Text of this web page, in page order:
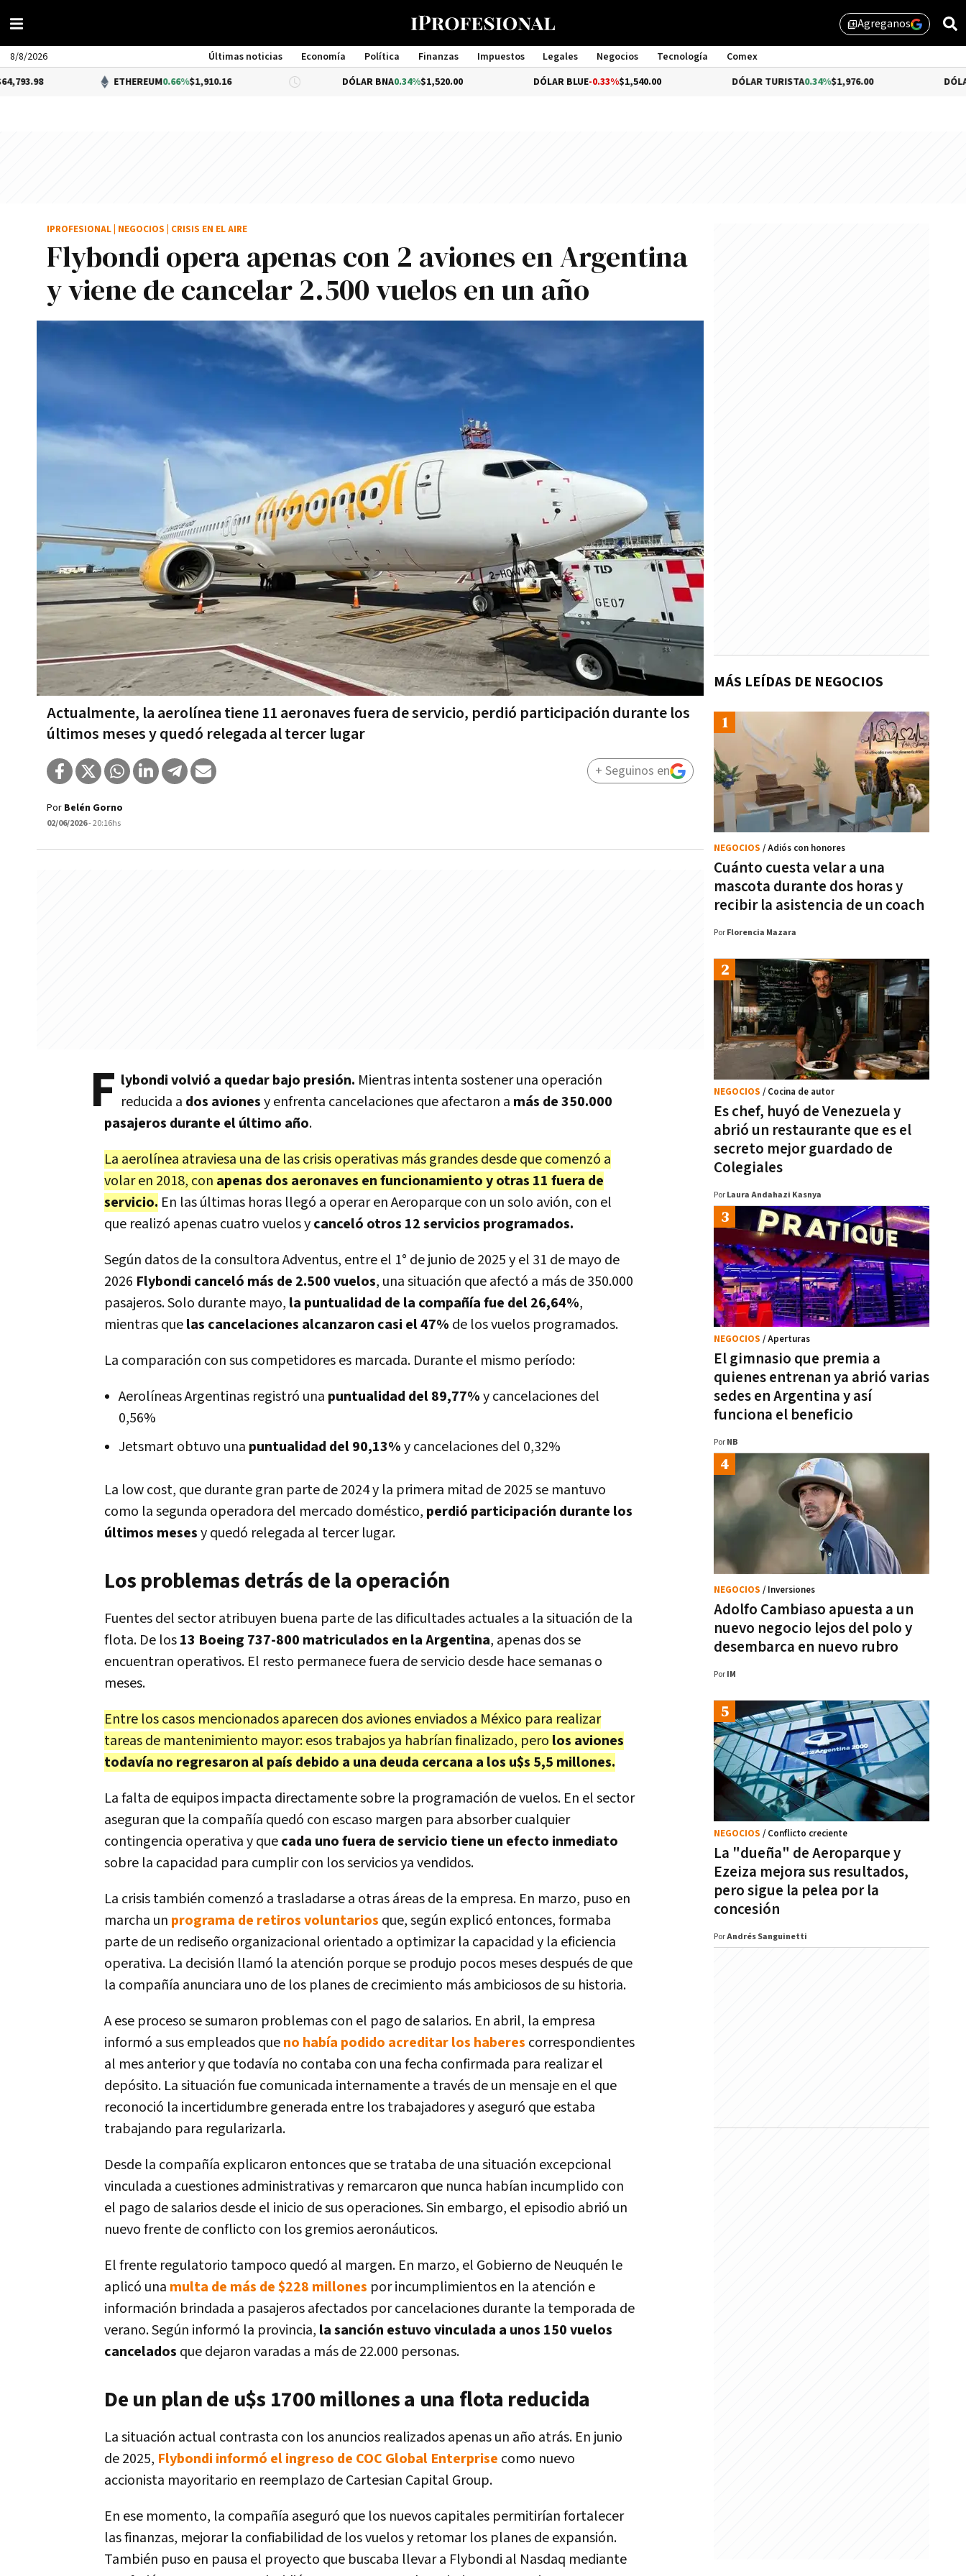
library_addAgreganos
8/8/2026 Últimas noticias Economía Política Finanzas Impuestos Legales Negocios Tecnología
Comex
Management
ETHEREUM 0.66%$1,910.16 DÓLAR BNA0.34%$1,520.00 DÓLAR BLUE-0.33%$1,540.00 DÓLAR TURISTA0.34%$1,976.00 DÓLAR MEP
Flybondi opera apenas con 2 aviones en Argentina
y viene de cancelar 2.500 vuelos en un año
Actualmente, la aerolínea tiene 11 aeronaves fuera de servicio, perdió participación durante los
últimos meses y quedó relegada al tercer lugar
IPROFESIONAL NEGOCIOS CRISIS EN EL AIRE
Por Belén Gorno
02/06/2026- 20:16hs
+ Seguinos en
F lybondi volvió a quedar bajo presión. Mientras intenta sostener una operación
reducida a dos avionesy enfrenta cancelaciones que afectaron a más de 350.000
pasajeros durante el último año.
La aerolínea atraviesa una de las crisis operativas más grandes desde que comenzó a
volar en 2018, con apenas dos aeronaves en funcionamiento y otras 11 fuera de
servicio. En las últimas horas llegó a operar en Aeroparque con un solo avión, con el
que realizó apenas cuatro vuelos ycanceló otros 12 servicios programados.
Según datos de la consultora Adventus, entre el 1° de junio de 2025 y el 31 de mayo de
2026 Flybondi canceló más de 2.500 vuelos, una situación que afectó a más de 350.000
pasajeros. Solo durante mayo, la puntualidad de la compañía fue del 26,64%,
mientras quelas cancelaciones alcanzaron casi el 47% de los vuelos programados.
La comparación con sus competidores es marcada. Durante el mismo período:
Aerolíneas Argentinas registró una puntualidad del 89,77%y cancelaciones del
0,56%
Jetsmart obtuvo una puntualidad del 90,13%y cancelaciones del 0,32%
La low cost, que durante gran parte de 2024 y la primera mitad de 2025 se mantuvo
como la segunda operadora del mercado doméstico, perdió participación durante los
últimos mesesy quedó relegada al tercer lugar.
Los problemas detrás de la operación
Fuentes del sector atribuyen buena parte de las dificultades actuales a la situación de la
flota. De los13 Boeing 737-800 matriculados en la Argentina, apenas dos se
encuentran operativos. El resto permanece fuera de servicio desde hace semanas o
meses.
Entre los casos mencionados aparecen dos aviones enviados a México para realizar
tareas de mantenimiento mayor: esos trabajos ya habrían finalizado, pero los aviones
todavía no regresaron al país debido a una deuda cercana a los u$s 5,5 millones.
La falta de equipos impacta directamente sobre la programación de vuelos. En el sector
aseguran que la compañía quedó con escaso margen para absorber cualquier
contingencia operativa y quecada uno fuera de servicio tiene un efecto inmediato
sobre la capacidad para cumplir con los servicios ya vendidos.
La crisis también comenzó a trasladarse a otras áreas de la empresa. En marzo, puso en
marcha un programa de retiros voluntarios que, según explicó entonces, formaba
parte de un rediseño organizacional orientado a optimizar la capacidad y la eficiencia
operativa. La decisión llamó la atención porque se produjo pocos meses después de que
la compañía anunciara uno de los planes de crecimiento más ambiciosos de su historia.
A ese proceso se sumaron problemas con el pago de salarios. En abril, la empresa
informó a sus empleados queno había podido acreditar los haberes correspondientes
al mes anterior y que todavía no contaba con una fecha confirmada para realizar el
depósito. La situación fue comunicada internamente a través de un mensaje en el que
reconoció la incertidumbre generada entre los trabajadores y aseguró que estaba
trabajando para regularizarla.
Desde la compañía explicaron entonces que se trataba de una situación excepcional
vinculada a cuestiones administrativas y remarcaron que nunca habían incumplido con
el pago de salarios desde el inicio de sus operaciones. Sin embargo, el episodio abrió un
nuevo frente de conflicto con los gremios aeronáuticos.
El frente regulatorio tampoco quedó al margen. En marzo, el Gobierno de Neuquén le
aplicó una multa de más de $228 millones por incumplimientos en la atención e
información brindada a pasajeros afectados por cancelaciones durante la temporada de
verano. Según informó la provincia, la sanción estuvo vinculada a unos 150 vuelos
cancelados que dejaron varadas a más de 22.000 personas.
De un plan de u$s 1700 millones a una flota reducida
La situación actual contrasta con los anuncios realizados apenas un año atrás. En junio
de 2025, Flybondi informó el ingreso de COC Global Enterprise como nuevo
accionista mayoritario en reemplazo de Cartesian Capital Group.
En ese momento, la compañía aseguró que los nuevos capitales permitirían fortalecer
las finanzas, mejorar la confiabilidad de los vuelos y retomar los planes de expansión.
También puso en pausa el proyecto que buscaba llevar a Flybondi al Nasdaq mediante
MÁS LEÍDAS DE NEGOCIOS
Cuánto cuesta velar a una
mascota durante dos horas y
recibir la asistencia de un coach
NEGOCIOS / Adiós con honores
Por Florencia Mazara
Es chef, huyó de Venezuela y
abrió un restaurante que es el
secreto mejor guardado de
Colegiales
NEGOCIOS / Cocina de autor
Por Laura Andahazi Kasnya
El gimnasio que premia a
quienes entrenan ya abrió varias
sedes en Argentina y así
funciona el beneficio
NEGOCIOS / Aperturas
Por NB
Adolfo Cambiaso apuesta a un
nuevo negocio lejos del polo y
desembarca en nuevo rubro
NEGOCIOS / Inversiones
Por IM
La "dueña" de Aeroparque y
Ezeiza mejora sus resultados,
pero sigue la pelea por la
concesión
NEGOCIOS / Conflicto creciente
PorAndrés Sanguinetti